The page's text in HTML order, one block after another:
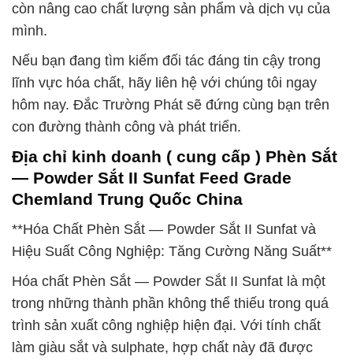
còn nâng cao chất lượng sản phẩm và dịch vụ của
mình.
Nếu bạn đang tìm kiếm đối tác đáng tin cậy trong
lĩnh vực hóa chất, hãy liên hệ với chúng tôi ngay
hôm nay. Đắc Trường Phát sẽ đứng cùng bạn trên
con đường thành công và phát triển.
Địa chỉ kinh doanh ( cung cấp ) Phèn Sắt
— Powder Sắt II Sunfat Feed Grade
Chemland Trung Quốc China
**Hóa Chất Phèn Sắt — Powder Sắt II Sunfat và
Hiệu Suất Công Nghiệp: Tăng Cường Năng Suất**
Hóa chất Phèn Sắt — Powder Sắt II Sunfat là một
trong những thành phần không thể thiếu trong quá
trình sản xuất công nghiệp hiện đại. Với tính chất
làm giàu sắt và sulphate, hợp chất này đã được